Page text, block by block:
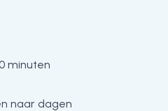
minuten
naar dagen